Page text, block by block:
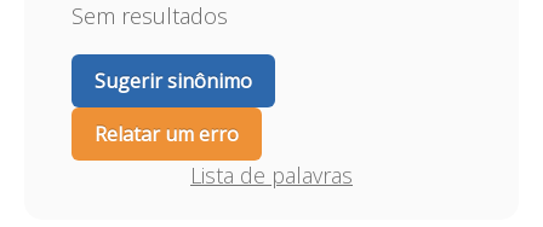
Sem resultados
Sugerir sinônimo
Relatar um erro
Lista de palavras